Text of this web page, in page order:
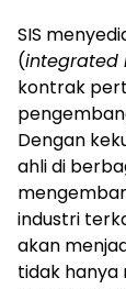
SIS
(integrated
kontrak
Dengan
ahli di
industri
akan
tidak hanya